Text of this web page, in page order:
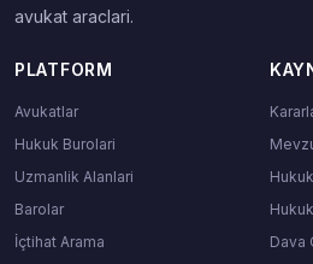
avukat araclari.
PLATFORM
Avukatlar
Hukuk Burolari
Uzmanlik Alanlari
Barolar
İçtihat Arama
Dava